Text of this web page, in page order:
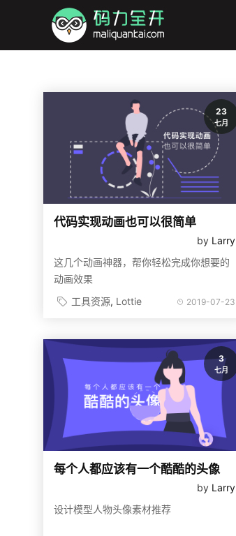
23
七月
代码实现动画也可以很简单
by Larry
这几个动画神器，帮你轻松完成你想要的
动画效果
工具资源 Lottie 2019-07-23
3
七月
每个人都应该有一个酷酷的头像
by Larry
设计模型人物头像素材推荐